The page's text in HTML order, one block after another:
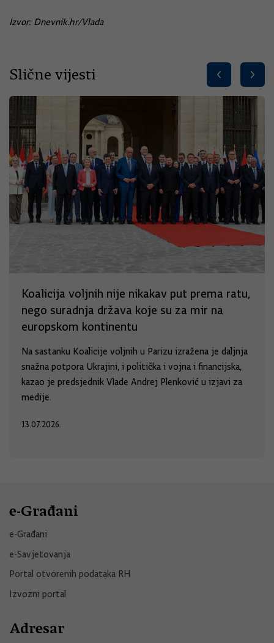
Izvor: Dnevnik.hr/Vlada
Slične vijesti
Koalicija voljnih nije nikakav put prema ratu,
nego suradnja država koje su za mir na
europskom kontinentu
Na sastanku Koalicije voljnih u Parizu izražena je daljnja
snažna potpora Ukrajini, i politička i vojna i financijska,
kazao je predsjednik Vlade Andrej Plenković u izjavi za
medije.
13.07.2026.
e-Građani
e-Građani
e-Savjetovanja
Portal otvorenih podataka RH
Izvozni portal
Adresar